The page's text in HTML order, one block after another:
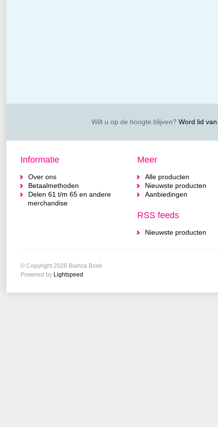
Wilt u op de hoogte blijven?Word lid van
Informatie
Over ons
Betaalmethoden
Delen 61 t/m 65 en andere
merchandise
Meer
Alle producten
Nieuwste producten
Aanbiedingen
RSS feeds
Nieuwste producten
© Copyright 2026 Bianca Boek
Powered by Lightspeed